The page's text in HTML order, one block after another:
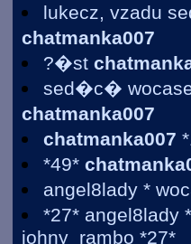
lukecz, vzadu
chatmanka007
?�st
sed�c�
chatmanka007
chatmanka007
*49*
angel8lady *
*27* angel8lady
johny_rambo *27*